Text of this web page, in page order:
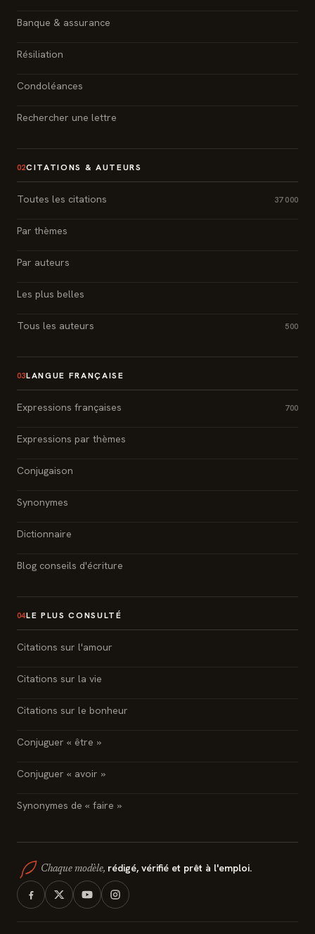
Banque & assurance
Résiliation
Condoléances
Rechercher une lettre
02CITATIONS & AUTEURS
Toutes les citations 37 000
Par thèmes
Par auteurs
Les plus belles
Tous les auteurs 500
03LANGUE FRANÇAISE
Expressions françaises 700
Expressions par thèmes
Conjugaison
Synonymes
Dictionnaire
Blog conseils d'écriture
04LE PLUS CONSULTÉ
Citations sur l'amour
Citations sur la vie
Citations sur le bonheur
Conjuguer « être »
Conjuguer « avoir »
Synonymes de « faire »
Chaque modèle, rédigé, vérifié et prêt à l'emploi.